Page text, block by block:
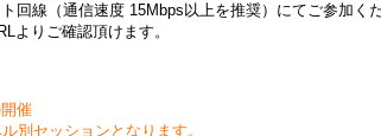
回線（通信速度 15Mbps以上を推奨）にてご参加く
よりご確認頂けます。
催
別セッションとなります。